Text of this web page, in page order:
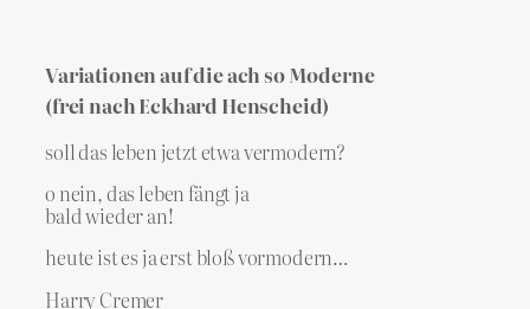
Variationen auf die ach so Moderne
(frei nach Eckhard Henscheid)
soll das leben jetzt etwa vermodern?
o nein, das leben fängt ja
bald wieder an!
heute ist es ja erst bloß vormodern…
Harry Cremer